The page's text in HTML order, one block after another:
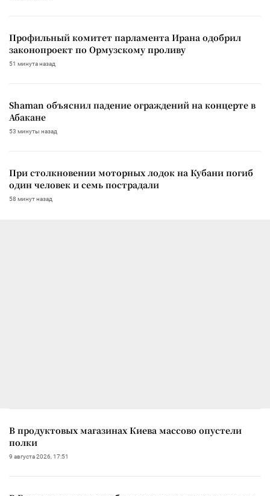
Профильный комитет парламента Ирана одобрил
законопроект по Ормузскому проливу
51 минута назад
Shaman объяснил падение ограждений на концерте в
Абакане
53 минуты назад
При столкновении моторных лодок на Кубани погиб
один человек и семь пострадали
58 минут назад
В продуктовых магазинах Киева массово опустели
полки
9 августа 2026, 17:51